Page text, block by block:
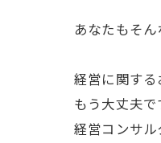
あなたもそ
経営に関する
もう大丈夫で
経営コンサル